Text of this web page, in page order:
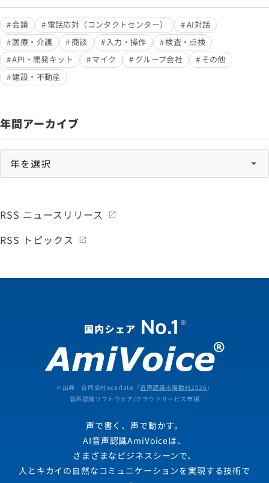
会議 電話応対（コンタクトセンター）
AI対話
医療・介護
商談 入力・操作
検査・点検
API・開発キット
マイク グループ会社
その他
建設・不動産
年間アーカイブ
RSS ニュースリリース
RSS トピックス
※出典：合同会社ecarlate「音声認識市場動向2026 」
音声認識ソフトウェア/クラウドサービス市場
声で書く、声で動かす。
AI音声認識AmiVoiceは、
さまざまなビジネスシーンで、
人とキカイの自然なコミュニケーションを実現する技術で